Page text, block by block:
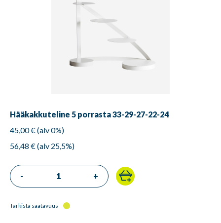
Hääkakkuteline 5 porrasta 33-29-27-22-24
45,00 € (alv 0%)
56,48 € (alv 25,5%)
- +
Tarkista saatavuus